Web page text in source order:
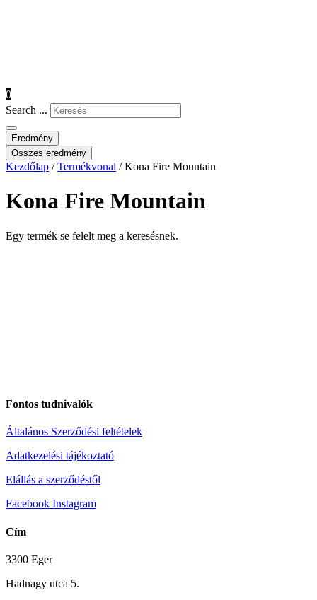
0
Search ...
Eredmény
Összes eredmény
Kezdőlap /Termékvonal / Kona Fire Mountain
Kona Fire Mountain
Egy termék se felelt meg a keresésnek.
Fontos tudnivalók
Általános Szerződési feltételek
Adatkezelési tájékoztató
Elállás a szerződéstől
Facebook Instagram
Cím
3300 Eger
Hadnagy utca 5.